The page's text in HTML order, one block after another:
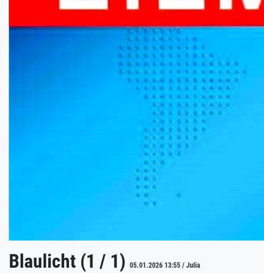
Blaulicht (1 / 1) 05.01.2026 13:55 / Julia